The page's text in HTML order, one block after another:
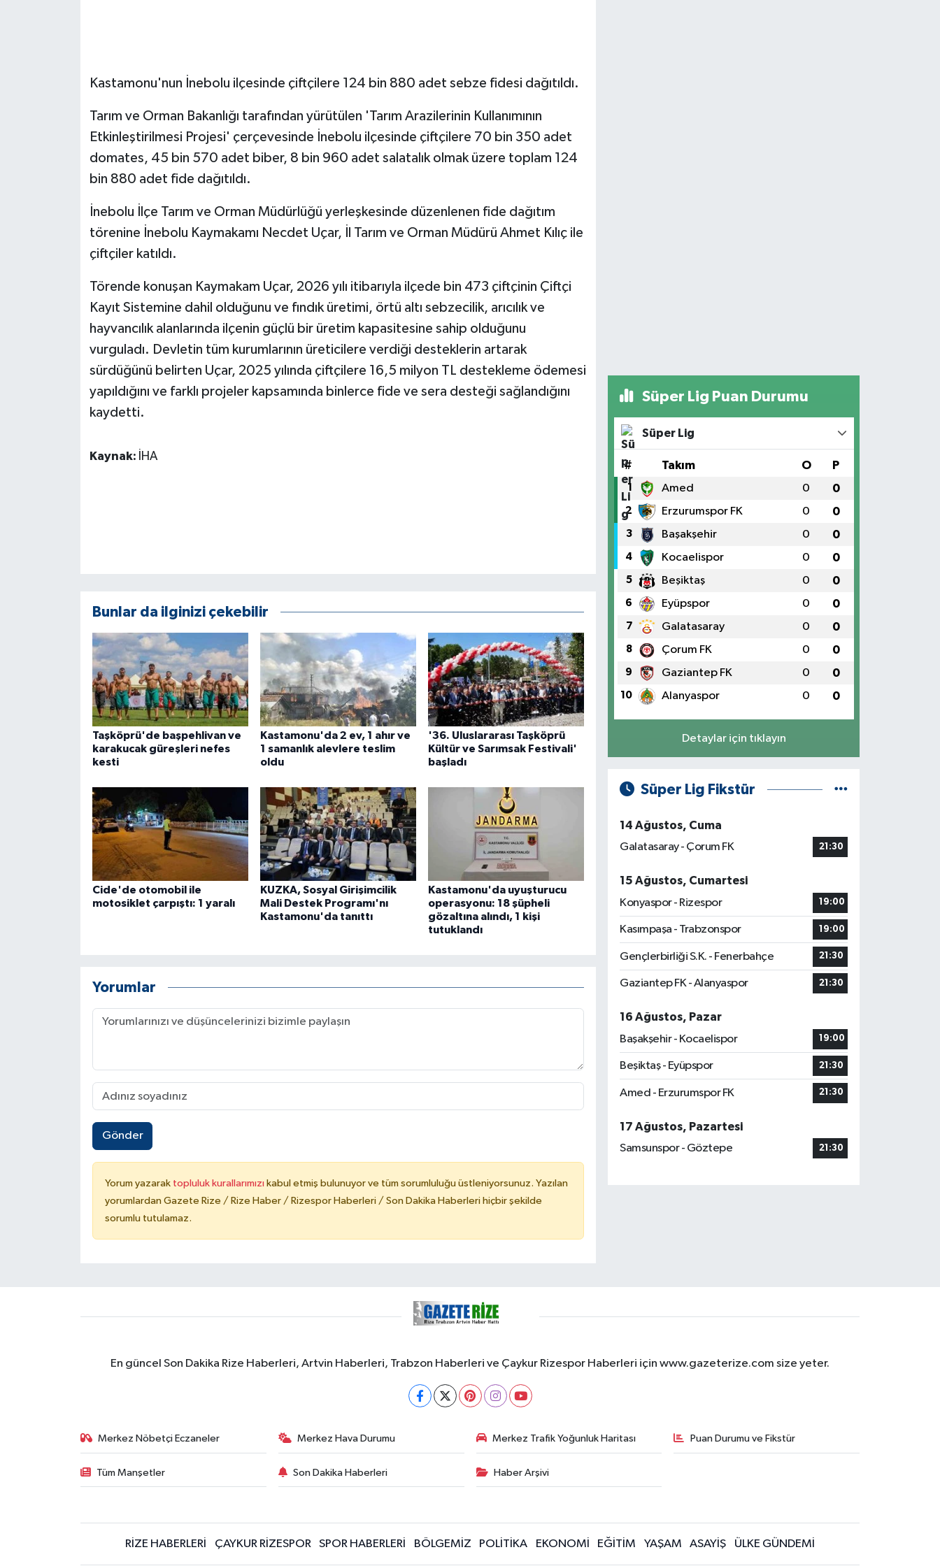
Kastamonu'nun İnebolu ilçesinde çiftçilere 124 bin 880 adet sebze fidesi dağıtıldı.
Tarım ve Orman Bakanlığı tarafından yürütülen 'Tarım Arazilerinin Kullanımının
Etkinleştirilmesi Projesi' çerçevesinde İnebolu ilçesinde çiftçilere 70 bin 350 adet
domates, 45 bin 570 adet biber, 8 bin 960 adet salatalık olmak üzere toplam 124
bin 880 adet fide dağıtıldı.
İnebolu İlçe Tarım ve Orman Müdürlüğü yerleşkesinde düzenlenen fide dağıtım
törenine İnebolu Kaymakamı Necdet Uçar, İl Tarım ve Orman Müdürü Ahmet Kılıç ile
çiftçiler katıldı.
Törende konuşan Kaymakam Uçar, 2026 yılı itibarıyla ilçede bin 473 çiftçinin Çiftçi
Kayıt Sistemine dahil olduğunu ve fındık üretimi, örtü altı sebzecilik, arıcılık ve
hayvancılık alanlarında ilçenin güçlü bir üretim kapasitesine sahip olduğunu
vurguladı. Devletin tüm kurumlarının üreticilere verdiği desteklerin artarak
sürdüğünü belirten Uçar, 2025 yılında çiftçilere 16,5 milyon TL destekleme ödemesi
yapıldığını ve farklı projeler kapsamında binlerce fide ve sera desteği sağlandığını
kaydetti.
Kaynak: İHA
Bunlar da ilginizi çekebilir
Taşköprü'de başpehlivan ve
karakucak güreşleri nefes
kesti
Kastamonu'da 2 ev, 1 ahır ve
1 samanlık alevlere teslim
oldu
'36. Uluslararası Taşköprü
Kültür ve Sarımsak Festivali'
başladı
Cide'de otomobil ile
motosiklet çarpıştı: 1 yaralı
KUZKA, Sosyal Girişimcilik
Mali Destek Programı'nı
Kastamonu'da tanıttı
Kastamonu'da uyuşturucu
operasyonu: 18 şüpheli
gözaltına alındı, 1 kişi
tutuklandı
Yorumlar
Gönder
Yorum yazarak topluluk kurallarımızı kabul etmiş bulunuyor ve tüm sorumluluğu üstleniyorsunuz. Yazılan
yorumlardan Gazete Rize / Rize Haber / Rizespor Haberleri / Son Dakika Haberleri hiçbir şekilde
sorumlu tutulamaz.
Süper Lig Puan Durumu
Süper Lig
# Takım O P
1 Amed 0 0
2 Erzurumspor FK 0 0
3 Başakşehir 0 0
4 Kocaelispor 0 0
5 Beşiktaş 0 0
6 Eyüpspor 0 0
7 Galatasaray 0 0
8 Çorum FK 0 0
9 Gaziantep FK 0 0
10 Alanyaspor 0 0
Detaylar için tıklayın
Süper Lig Fikstür
14 Ağustos, Cuma
Galatasaray - Çorum FK
21:30
15 Ağustos, Cumartesi
Konyaspor - Rizespor
19:00
Kasımpaşa - Trabzonspor 19:00
Gençlerbirliği S.K. - Fenerbahçe 21:30
Gaziantep FK - Alanyaspor 21:30
16 Ağustos, Pazar
Başakşehir - Kocaelispor
19:00
Beşiktaş - Eyüpspor 21:30
Amed - Erzurumspor FK 21:30
17 Ağustos, Pazartesi
Samsunspor - Göztepe
21:30
En güncel Son Dakika Rize Haberleri, Artvin Haberleri, Trabzon Haberleri ve Çaykur Rizespor Haberleri için www.gazeterize.com size yeter.
Merkez Nöbetçi Eczaneler Merkez Hava Durumu Merkez Trafik Yoğunluk Haritası Puan Durumu ve Fikstür
Tüm Manşetler Son Dakika Haberleri Haber Arşivi
RİZE HABERLERİ ÇAYKUR RİZESPOR SPOR HABERLERİ BÖLGEMİZ POLİTİKA EKONOMİ EĞİTİM YAŞAM ASAYİŞ ÜLKE GÜNDEMİ
HABERDE İNSAN
İş Dünyası
KÜLTÜR SANAT
MAGAZİN
Otomobil
ÜLKE GÜNDEMİ
Yerel Haberler